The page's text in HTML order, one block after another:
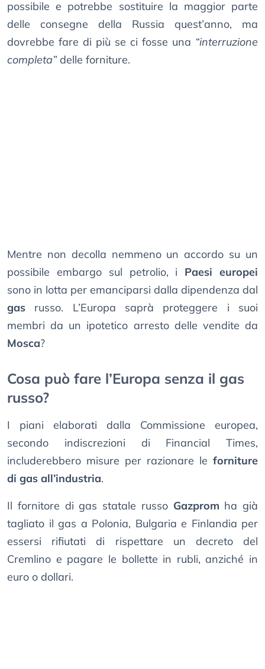
possibile e potrebbe sostituire la maggior parte
delle consegne della Russia quest’anno, ma
dovrebbe fare di più se ci fosse una “interruzione
completa”delle forniture.
Mentre non decolla nemmeno un accordo su un
possibile embargo sul petrolio, i Paesi europei
sono in lotta per emanciparsi dalla dipendenza dal
gas russo. L’Europa saprà proteggere i suoi
membri da un ipotetico arresto delle vendite da
Mosca?
Cosa può fare l’Europa senza il gas
russo?
I piani elaborati dalla Commissione europea,
secondo indiscrezioni di Financial Times,
includerebbero misure per razionare le forniture
di gas all’industria.
Il fornitore di gas statale russo Gazprom ha già
tagliato il gas a Polonia, Bulgaria e Finlandia per
essersi rifiutati di rispettare un decreto del
Cremlino e pagare le bollette in rubli, anziché in
euro o dollari.